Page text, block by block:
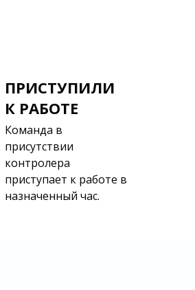
ПРИСТУПИЛИ
К РАБОТЕ
Команда в
присутствии
контролера
приступает к работе в
назначенный час.